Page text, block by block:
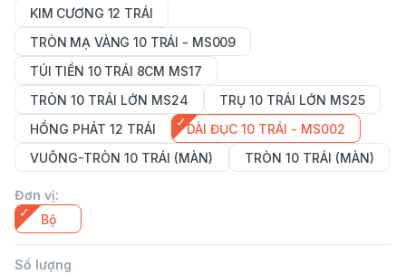
KIM CƯƠNG 12 TRÁI
TRÒN MẠ VÀNG 10 TRÁI - MS009
TÚI TIỀN 10 TRÁI 8CM MS17
TRÒN 10 TRÁI LỚN MS24
TRỤ 10 TRÁI LỚN MS25
HỒNG PHÁT 12 TRÁI
DÀI ĐỤC 10 TRÁI - MS002
VUÔNG-TRÒN 10 TRÁI (MÀN)
TRÒN 10 TRÁI (MÀN)
Đơn vị:
Bộ
Số lượng